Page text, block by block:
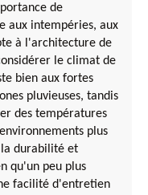
de
aux intempéries, aux
à l'architecture de
le climat de
bien aux fortes
pluvieuses, tandis
des températures
plus
la durabilité et
qu'un peu plus
facilité d'entretien